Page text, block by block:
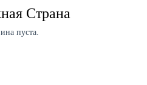
Страна
пуста.